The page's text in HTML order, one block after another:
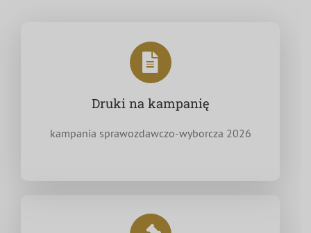
Druki na kampanię
kampania sprawozdawczo-wyborcza 2026